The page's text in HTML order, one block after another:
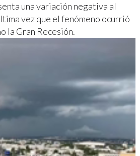
una variación negativa al
vez que el fenómeno ocurrió
la Gran Recesión.